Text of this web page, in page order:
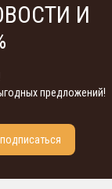
И
предложений!
подписаться